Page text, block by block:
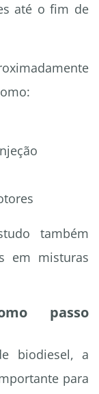
até o fim de
também
em misturas
passo
biodiesel, a
para